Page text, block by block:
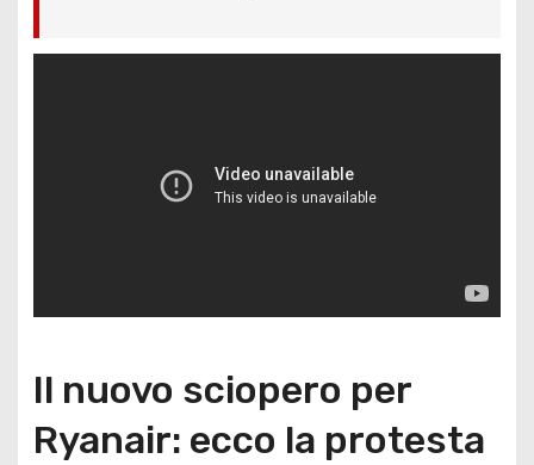
Il nuovo sciopero per
Ryanair: ecco la protesta